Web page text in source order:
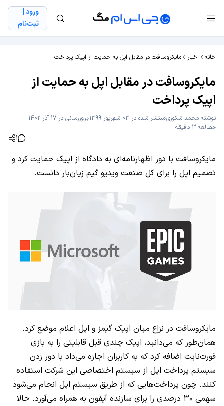
ورود |
ثبت‌نام
خانه اخبار مایکروسافت در مقابل اپل به حمایت از اپیک پرداخت
مایکروسافت در مقابل اپل به حمایت از
اپیک پرداخت
نوشته محمد شکوریمنتشر شده در 03 شهریور 1399
بروزرسانی در 17 آذر 1402
مطالعه 3 دقیقه
1
مایکروسافت با دور اظهارنامه‌ای به دادگاه از اپیک حمایت کرد و
تصمیم اپل را برای کل صنعت ویدیو گیم زیان‌بار دانست.
مایکروسافت در نزاع میان اپیک گیمز و اپل اعلام موضع کرد.
همان‌طور که می‌دانید، اپیک چندی قبل قابلیتی را به بازی
فورت‌نایت اضافه کرد که به کاربران اجازه می‌داد با دور زدن
سیستم پرداخت اپل از سیستم اختصاصی این شرکت استفاده
کنند. چون پرداخت‌هایی که از طریق سیستم اپل انجام می‌شود
سهمی ۳۰ درصدی را برای سازنده آیفون به همراه می‌آورد. حالا